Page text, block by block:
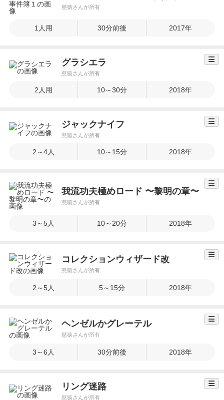
慈猿さんが所有
1人用 30分前後 2017年
グラシエラ
慈猿さんが所有
2人用 10～30分 2018年
ジャックナイフ
慈猿さんが所有
2～4人 10～15分 2018年
我流功夫極めロード 〜黎明の章〜
慈猿さんが所有
3～5人 10～20分 2018年
コレクションウィザード改
慈猿さんが所有
2～5人 5～15分 2018年
ヘンゼルかグレーテル
慈猿さんが所有
3～6人 30分前後 2018年
リング迷路
慈猿さんが所有